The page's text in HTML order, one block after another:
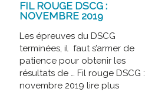
FIL ROUGE DSCG :
NOVEMBRE 2019
Les épreuves du DSCG
terminées, il faut s’armer de
patience pour obtenir les
résultats de … Fil rouge DSCG :
novembre 2019 lire plus